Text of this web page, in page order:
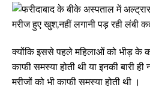
क्योंकि इससे पहले महिलाओं को भीड़ के
काफी समस्या होती थी या इनकी बारी
मरीजों को भी काफी समस्या होती थी ।